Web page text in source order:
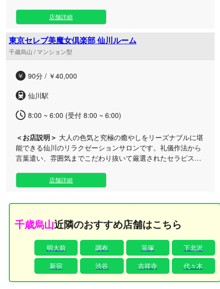
騒を忘れさせてくれる上質なルームで、セラピストが真心を
込めておもてなしいたします。お仕事帰りや休日のリフレッ
シュに最適な千歳烏山にて、一度味わったら忘れられない感
動のディープリラクゼーションをご堪能ください。細やかな
心配りと贅沢な施術で、お客様の期待を超える格別なひとと
店舗詳細
東京セレブ美魔女倶楽部 仙川ルーム
千歳烏山 / マンション型
90分 / ￥40,000
仙川駅
8:00 ~ 6:00 (受付 8:00 ~ 6:00)
＜お店説明＞ 大人の色気と究極の癒やしをリーズナブルに堪
能できる仙川のリラクゼーションサロンです。礼儀作法から
言葉遣い、雰囲気までこだわり抜いて厳選されたセラピスト
した非日常のルーム空間は、日々の忙しさを忘れさせてくれ
る安らぎの場所。業務的な流れ作業ではない、おもてなしの
の加減やご要望も、どうぞお気軽にお聞かせください。
店舗詳細
千歳烏山近隣のおすすめ店舗はこちら
明大前 調布 笹塚
下北沢
新宿
渋谷 吉祥寺 代々木